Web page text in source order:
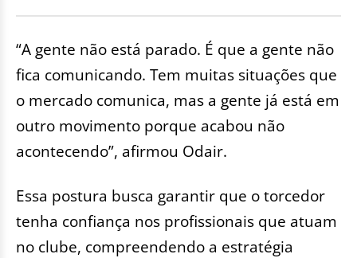
“A gente não está parado. É que a gente não
fica comunicando. Tem muitas situações que
o mercado comunica, mas a gente já está em
outro movimento porque acabou não
acontecendo”, afirmou Odair.
Essa postura busca garantir que o torcedor
tenha confiança nos profissionais que atuam
no clube, compreendendo a estratégia